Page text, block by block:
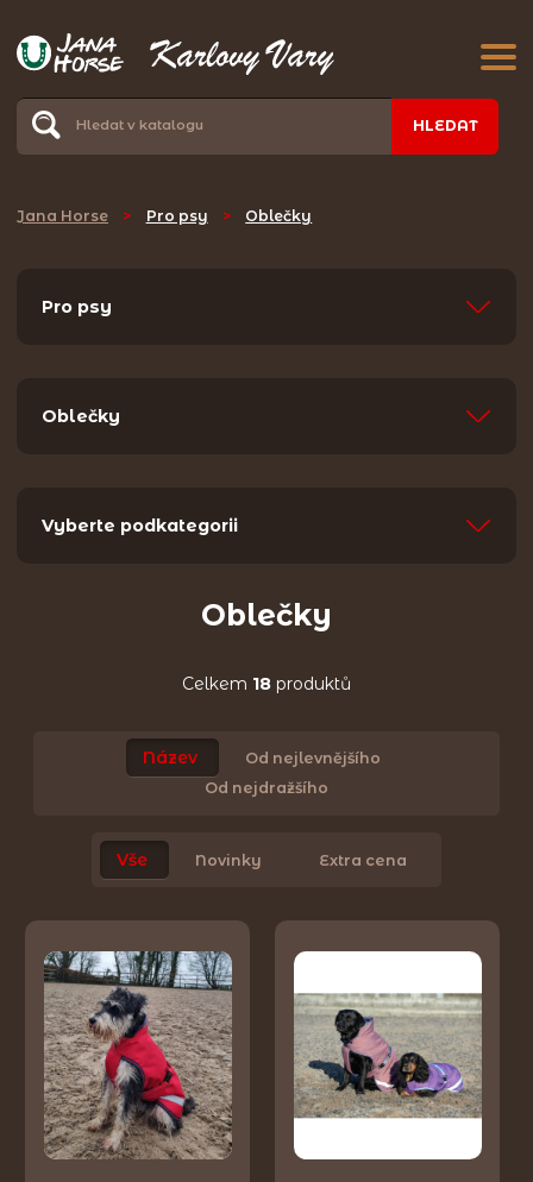
HLEDAT
Jana Horse > Pro psy > Oblečky
Pro psy
Oblečky
Vyberte podkategorii
Oblečky
Celkem 18 produktů
Název
Od nejlevnějšího
Od nejdražšího
Vše Novinky Extra cena